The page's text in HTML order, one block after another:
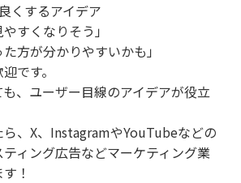
くするアイデア
すくなりそう」
た方が分かりやすいかも」
です。
、ユーザー目線のアイデアが役立
、X、InstagramやYouTubeなどの
ィング広告などマーケティング業
！